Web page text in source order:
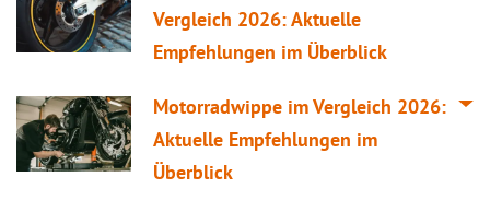
Vergleich 2026: Aktuelle
Empfehlungen im Überblick
Motorradwippe imVergleich 2026:
Aktuelle Empfehlungen im
Überblick